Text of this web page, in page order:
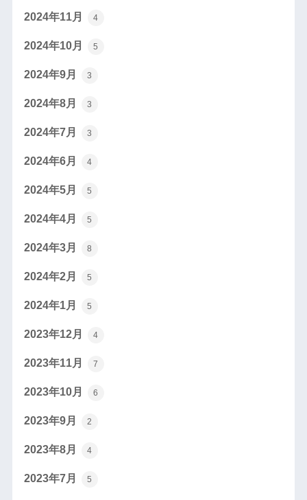
2024年11月 4
2024年10月 5
2024年9月 3
2024年8月 3
2024年7月 3
2024年6月 4
2024年5月 5
2024年4月 5
2024年3月 8
2024年2月 5
2024年1月 5
2023年12月 4
2023年11月 7
2023年10月 6
2023年9月 2
2023年8月 4
2023年7月 5